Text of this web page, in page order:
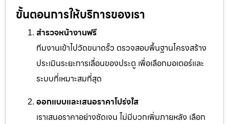
ขั้นตอนการให้บริการของเรา
สำรวจหน้างานฟรี
ทีมงานเข้าไปวัดขนาดรั้ว ตรวจสอบพื้นฐานโครงสร้าง
ประเมินระยะการเลื่อนของประตู เพื่อเลือกมอเตอร์และ
ระบบที่เหมาะสมที่สุด
ออกแบบและเสนอราคาโปร่งใส
เราเสนอราคาอย่างชัดเจน ไม่มีบวกเพิ่มภายหลัง เลือก